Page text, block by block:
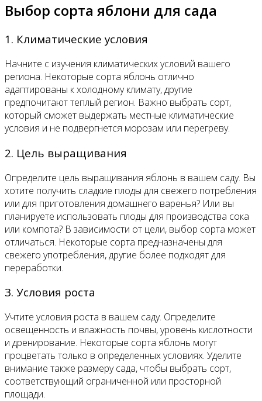
Выбор сорта яблони для сада
1. Климатические условия
Начните с изучения климатических условий вашего
региона. Некоторые сорта яблонь отлично
адаптированы к холодному климату, другие
предпочитают теплый регион. Важно выбрать сорт,
который сможет выдержать местные климатические
условия и не подвергнется морозам или перегреву.
2. Цель выращивания
Определите цель выращивания яблонь в вашем саду. Вы
хотите получить сладкие плоды для свежего потребления
или для приготовления домашнего варенья? Или вы
планируете использовать плоды для производства сока
или компота? В зависимости от цели, выбор сорта может
отличаться. Некоторые сорта предназначены для
свежего употребления, другие более подходят для
переработки.
3. Условия роста
Учтите условия роста в вашем саду. Определите
освещенность и влажность почвы, уровень кислотности
и дренирование. Некоторые сорта яблонь могут
процветать только в определенных условиях. Уделите
внимание также размеру сада, чтобы выбрать сорт,
соответствующий ограниченной или просторной
площади.